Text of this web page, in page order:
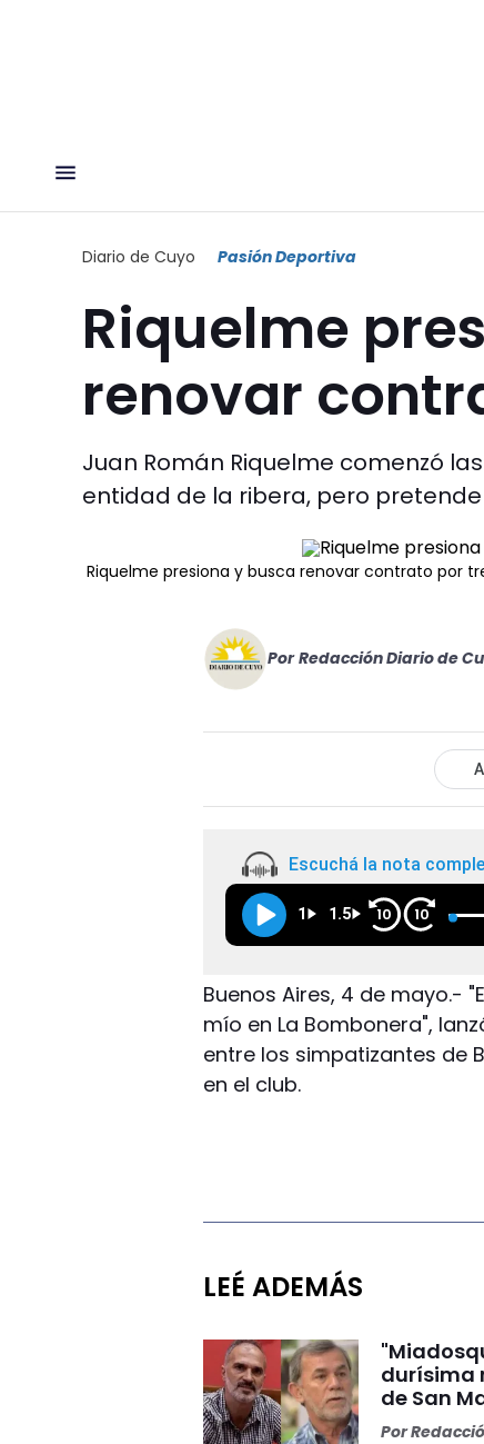
Diario de Cuyo Pasión Deportiva
Riquelme
renovar
Juan Román Riquelme comenzó
entidad de la ribera, pero
Riquelme presiona y busca renovar contrato por
Por Redacción Diario de
Escuchá la nota
1 1.5 10 10
Buenos Aires, 4 de mayo.-
mío en La Bombonera",
entre los simpatizantes de
en el club.
LEÉ ADEMÁS
durísima
de San
Por